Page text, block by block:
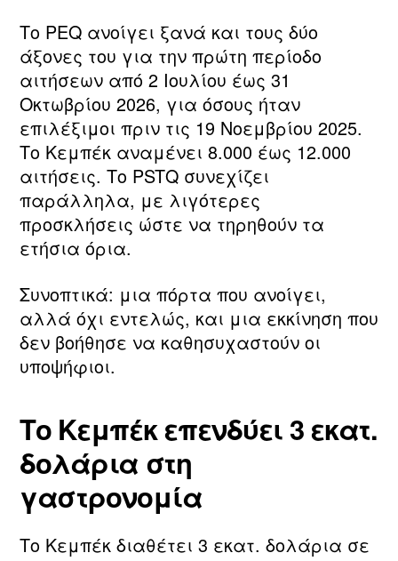
Το PEQ ανοίγει ξανά και τους δύο
άξονες του για την πρώτη περίοδο
αιτήσεων από 2 Ιουλίου έως 31
Οκτωβρίου 2026, για όσους ήταν
επιλέξιμοι πριν τις 19 Νοεμβρίου 2025.
Το Κεμπέκ αναμένει 8.000 έως 12.000
αιτήσεις. Το PSTQ συνεχίζει
παράλληλα, με λιγότερες
προσκλήσεις ώστε να τηρηθούν τα
ετήσια όρια.
Συνοπτικά: μια πόρτα που ανοίγει,
αλλά όχι εντελώς, και μια εκκίνηση που
δεν βοήθησε να καθησυχαστούν οι
υποψήφιοι.
Το Κεμπέκ επενδύει 3 εκατ.
δολάρια στη
γαστρονομία
Το Κεμπέκ διαθέτει 3 εκατ. δολάρια σε